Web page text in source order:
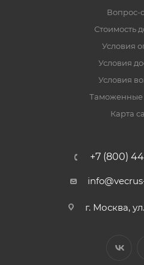
Вопрос-
Стоимость
Условия
Условия
Условия
Таможенные
Карта
+7 (800)
г. Москва,